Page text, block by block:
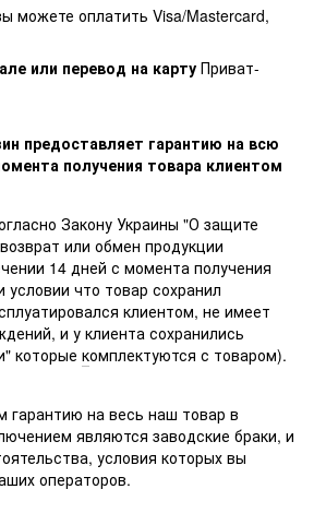
можете оплатить Visa/Mastercard,
или перевод на карту Приват-
предоставляет гарантию на всю
получения товара клиентом
Закону Украины "О защите
или обмен продукции
14 дней с момента получения
условии что товар сохранил
клиентом, не имеет
и у клиента сохранились
которые комплектуются с товаром).
на весь наш товар в
являются заводские браки, и
условия которых вы
операторов.